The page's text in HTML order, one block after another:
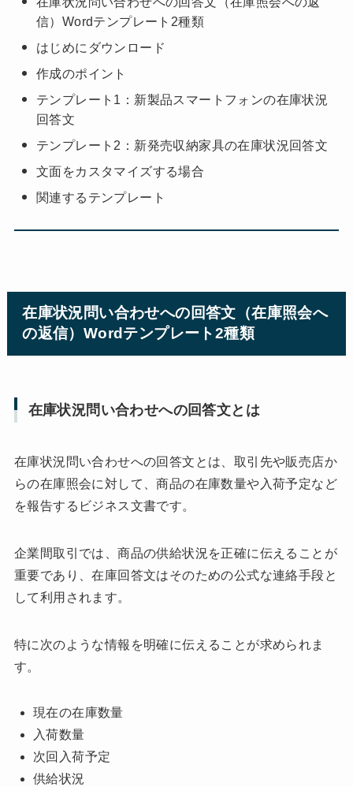
信）Wordテンプレート2種類
はじめにダウンロード
作成のポイント
テンプレート1：新製品スマートフォンの在庫状況
回答文
テンプレート2：新発売収納家具の在庫状況回答文
文面をカスタマイズする場合
関連するテンプレート
在庫状況問い合わせへの回答文（在庫照会へ
の返信）Wordテンプレート2種類
在庫状況問い合わせへの回答文とは
在庫状況問い合わせへの回答文とは、取引先や販売店か
らの在庫照会に対して、商品の在庫数量や入荷予定など
を報告するビジネス文書です。
企業間取引では、商品の供給状況を正確に伝えることが
重要であり、在庫回答文はそのための公式な連絡手段と
して利用されます。
特に次のような情報を明確に伝えることが求められま
す。
現在の在庫数量
入荷数量
次回入荷予定
供給状況